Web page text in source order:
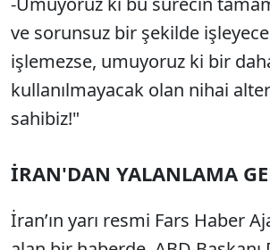
ve sorunsuz bir şekilde
işlemezse, umuyoruz ki bir
kullanılmayacak olan nihai
sahibiz!"
İRAN'DAN YALANLAMA
İran’ın yarı resmi Fars Haber